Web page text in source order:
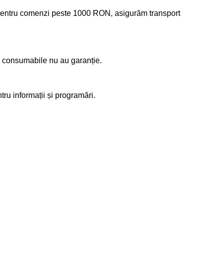
comenzi peste 1000 RON, asigurăm transport
nu au garanție.
informații și programări.